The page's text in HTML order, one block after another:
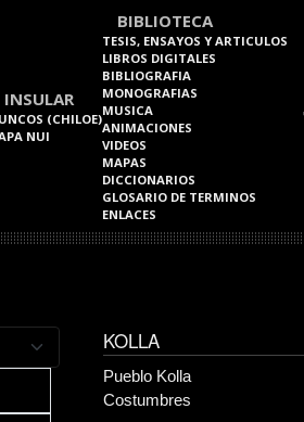
INSULAR
(CHILOE)
NUI
BIBLIOTECA
TESIS, ENSAYOS Y ARTICULOS
LIBROS DIGITALES
BIBLIOGRAFIA
MONOGRAFIAS
MUSICA
ANIMACIONES
VIDEOS
MAPAS
DICCIONARIOS
GLOSARIO DE TERMINOS
ENLACES
a mostrar KOLLA
Pueblo Kolla
Costumbres